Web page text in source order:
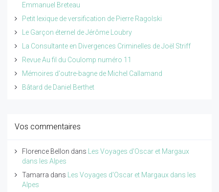
Emmanuel Breteau
Petit lexique de versification de Pierre Ragolski
Le Garçon éternel de Jérôme Loubry
La Consultante en Divergences Criminelles de Joël Striff
Revue Au fil du Coulomp numéro 11
Mémoires d'outre-bagne de Michel Callamand
Bâtard de Daniel Berthet
Vos commentaires
Florence Bellon dans
Les Voyages d'Oscar et Margaux
dans les Alpes
Tamarra dans
Les Voyages d'Oscar et Margaux dans les
Alpes